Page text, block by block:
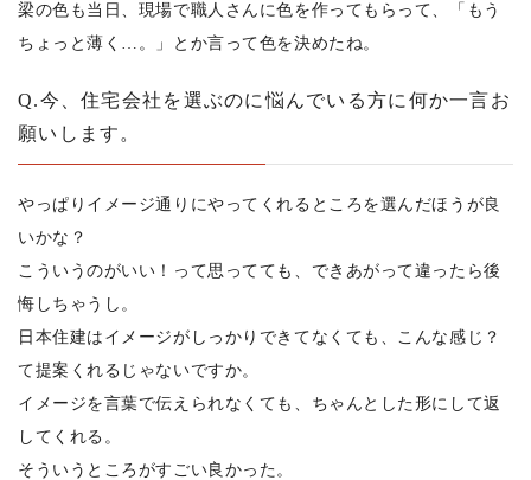
梁の色も当日、現場で職人さんに色を作ってもらって、「もう
ちょっと薄く…。」とか言って色を決めたね。
Q.今、住宅会社を選ぶのに悩んでいる方に何か一言お
願いします。
やっぱりイメージ通りにやってくれるところを選んだほうが良
いかな？
こういうのがいい！って思ってても、できあがって違ったら後
悔しちゃうし。
日本住建はイメージがしっかりできてなくても、こんな感じ？
て提案くれるじゃないですか。
イメージを言葉で伝えられなくても、ちゃんとした形にして返
してくれる。
そういうところがすごい良かった。